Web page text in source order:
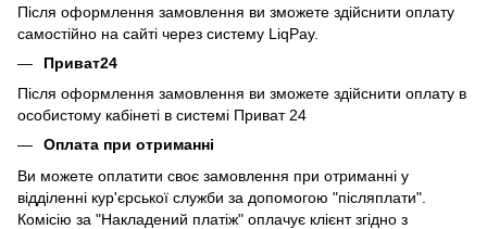
Після оформлення замовлення ви зможете здійснити оплату
самостійно на сайті через систему LiqPay.
Приват24
Після оформлення замовлення ви зможете здійснити оплату в
особистому кабінеті в системі Приват 24
Оплата при отриманні
Ви можете оплатити своє замовлення при отриманні у
відділенні кур'єрської служби за допомогою "післяплати".
Комісію за "Накладений платіж" оплачує клієнт згідно з